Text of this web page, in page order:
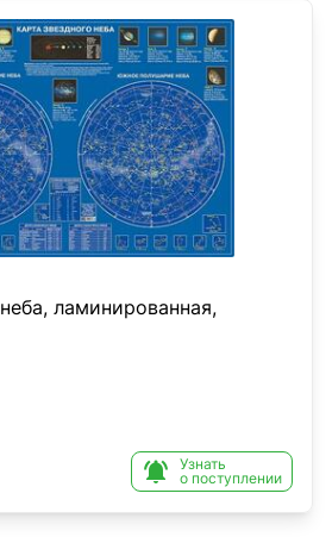
ламинированная,

Узнать
о поступлении